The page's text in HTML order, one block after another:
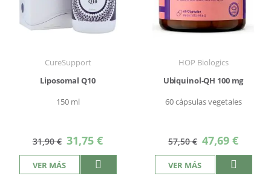
CureSupport
Liposomal Q10
150 ml
31,90 € Precio
especial
31,75 €
VER MÁS
HOP Biologics
Ubiquinol-QH 100 mg
60 cápsulas vegetales
57,50 € Precio
especial
47,69 €
VER MÁS